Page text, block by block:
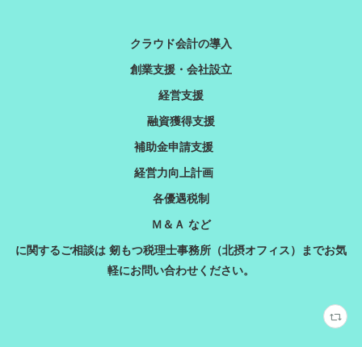
クラウド会計の導入
創業支援・会社設立
経営支援
融資獲得支援
補助金申請支援
経営力向上計画
各優遇税制
Ｍ＆Ａ など
に関するご相談は 剱もつ税理士事務所（北摂オフィス）までお気
軽にお問い合わせください。